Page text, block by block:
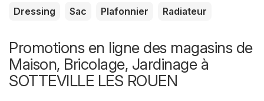
Dressing Sac Plafonnier Radiateur
Promotions en ligne des magasins de
Maison, Bricolage, Jardinage à
SOTTEVILLE LES ROUEN